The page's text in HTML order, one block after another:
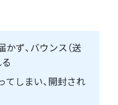
ず、バウンス（送
しまい、開封され